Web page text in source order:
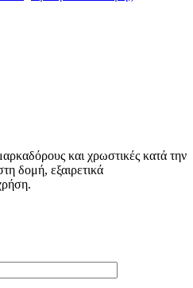
και χρωστικές κατά την
δομή, εξαιρετικά